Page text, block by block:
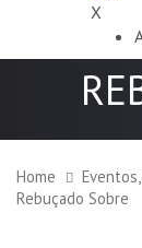
X
Home
Rebuçado Sobre